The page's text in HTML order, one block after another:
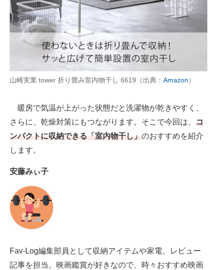
企業ITのトレンドを詳説
経営リーダーのコミュニティ
マーケ×ITの今がよく分かる
ITエンジニア向け専門サイト
IT製品の技術・比較・事例
製造業のIT導入・活用を支援
モノづくり技術者専門サイト
エレクトロニクス専門サイト
電子設計の基本と応用
エネルギーの専門メディア
ちょっと気になるネットの話題
山崎実業 tower 折り畳み室内物干し 6619（出典： Amazon）
暖房で気温が上がった状態だと洗濯物が乾きやすく、
さらに、乾燥対策にもつながります。そこで今回は、 コ
ンパクトに収納できる「室内物干し」のおすすめを紹介
します。
安藤みぃ子
Fav-Log編集部員として収納アイテムや家電、レビュー
記事を担当。映画鑑賞が好きなので、時々おすすめ映画